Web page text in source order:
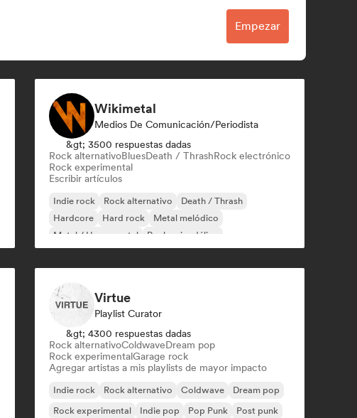
Empezar
Wikimetal
Medios De Comunicación/Periodista
&gt; 3500 respuestas dadas
Rock alternativoBluesDeath / ThrashRock electrónico
Rock experimental
Escribir artículos
Indie rock Rock alternativo
Death / Thrash
Hardcore
Hard rock
Metal melódico
Metal / Heavy metal
Rock psicodélico
Virtue
Playlist Curator
&gt; 4300 respuestas dadas
Rock alternativoColdwaveDream pop
Rock experimentalGarage rock
Agregar artistas a mis playlists de mayor impacto
Indie rock Rock alternativo Coldwave
Dream pop
Rock experimental
Indie pop Pop Punk Post punk